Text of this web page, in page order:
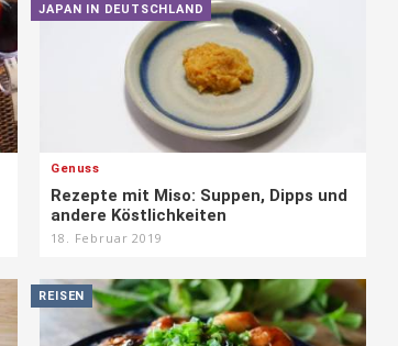
JAPAN IN DEUTSCHLAND
Genuss
Rezepte mit Miso: Suppen, Dipps und
andere Köstlichkeiten
18. Februar 2019
REISEN